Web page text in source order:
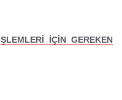
İÇİN GEREKEN